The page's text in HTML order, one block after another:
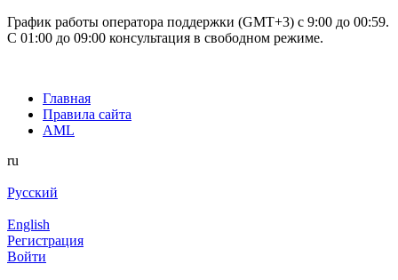
График работы оператора поддержки (GMT+3) c 9:00 до 00:59.
С 01:00 до 09:00 консультация в свободном режиме.
Главная
Правила сайта
AML
ru
Русский
English
Регистрация
Войти